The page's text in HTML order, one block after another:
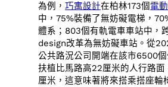
為例，巧寓設計在柏林173個電
中，75%裝備了無妨礙電梯，
體系；803個有軌電車車站中，
design改革為無妨礙車站。從
公共路況公司開端在該市6500
扶植比馬路高22厘米的人行路
厘米，這意味著將來搭乘搭座輪